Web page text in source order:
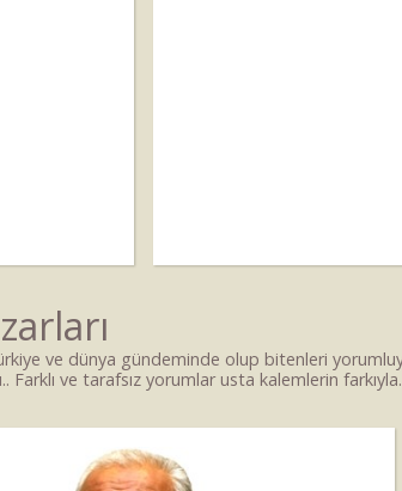
ve dünya gündeminde olup bitenleri
Farklı ve tarafsız yorumlar usta kalemlerin